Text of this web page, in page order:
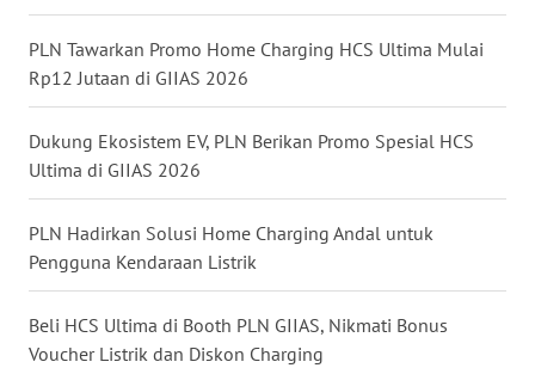
PLN Tawarkan Promo Home Charging HCS Ultima Mulai
Rp12 Jutaan di GIIAS 2026
Dukung Ekosistem EV, PLN Berikan Promo Spesial HCS
Ultima di GIIAS 2026
PLN Hadirkan Solusi Home Charging Andal untuk
Pengguna Kendaraan Listrik
Beli HCS Ultima di Booth PLN GIIAS, Nikmati Bonus
Voucher Listrik dan Diskon Charging
MALUKU
MALUT
WN
DAIRI
WN
DANAU
TOBA